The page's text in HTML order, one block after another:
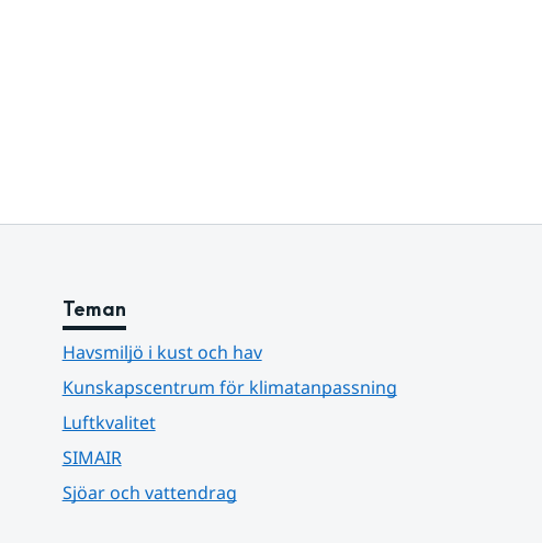
Teman
Havsmiljö i kust och hav
Kunskapscentrum för klimatanpassning
Luftkvalitet
SIMAIR
Sjöar och vattendrag